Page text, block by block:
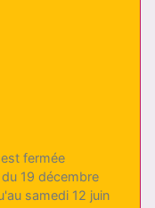
fermée
19 décembre
samedi 12 juin